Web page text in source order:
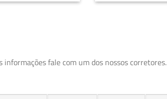
fale com um dos nossos corretores.